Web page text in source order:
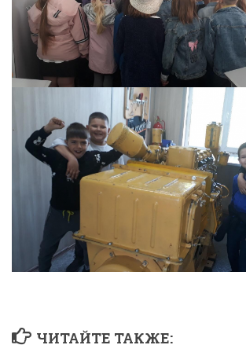
ЧИТАЙТЕ ТАКЖЕ: